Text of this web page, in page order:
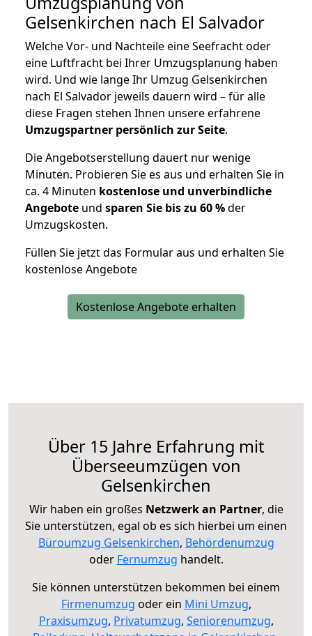
Gelsenkirchen nach El Salvador
Welche Vor- und Nachteile eine Seefracht oder
eine Luftfracht bei Ihrer Umzugsplanung haben
wird. Und wie lange Ihr Umzug Gelsenkirchen
nach El Salvador jeweils dauern wird – für alle
diese Fragen stehen Ihnen unsere erfahrene
Umzugspartner persönlich zur Seite.
Die Angebotserstellung dauert nur wenige
Minuten. Probieren Sie es aus und erhalten Sie in
ca. 4 Minuten kostenlose und unverbindliche
Angebote und sparen Sie bis zu 60 %der
Umzugskosten.
Füllen Sie jetzt das Formular aus und erhalten Sie
kostenlose Angebote
Kostenlose Angebote erhalten
Über 15 Jahre Erfahrung mit
Überseeumzügen von
Gelsenkirchen
Wir haben ein großes Netzwerk an Partner, die
Sie unterstützen, egal ob es sich hierbei um einen
Büroumzug Gelsenkirchen, Behördenumzug
oder Fernumzug handelt.
Sie können unterstützen bekommen bei einem
Firmenumzug oder ein Mini Umzug,
Praxisumzug, Privatumzug, Seniorenumzug,